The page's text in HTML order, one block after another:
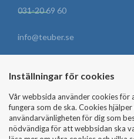
031-20 69 60
info@teuber.se
SKICKA
Inställningar för cookies
Vår webbsida använder cookies för
fungera som de ska. Cookies
användarvänligheten för dig som
nödvändiga för att webbsidan ska